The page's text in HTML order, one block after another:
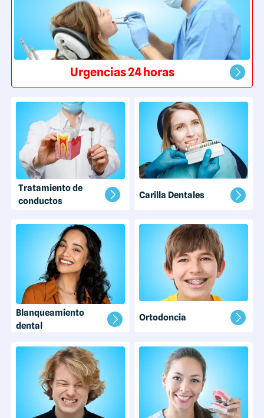
Urgencias 24 horas
Tratamiento de
conductos
Carilla Dentales
Blanqueamiento
dental
Ortodoncia